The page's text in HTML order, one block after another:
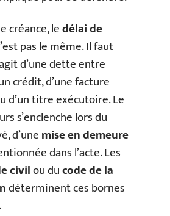
créance, ledélai de
pas le même. Il faut
d’une dette entre
crédit, d’une facture
d’un titre exécutoire. Le
s’enclenche lors du
d’unemise en demeure
dans l’acte. Les
civilou ducode de la
déterminent ces bornes